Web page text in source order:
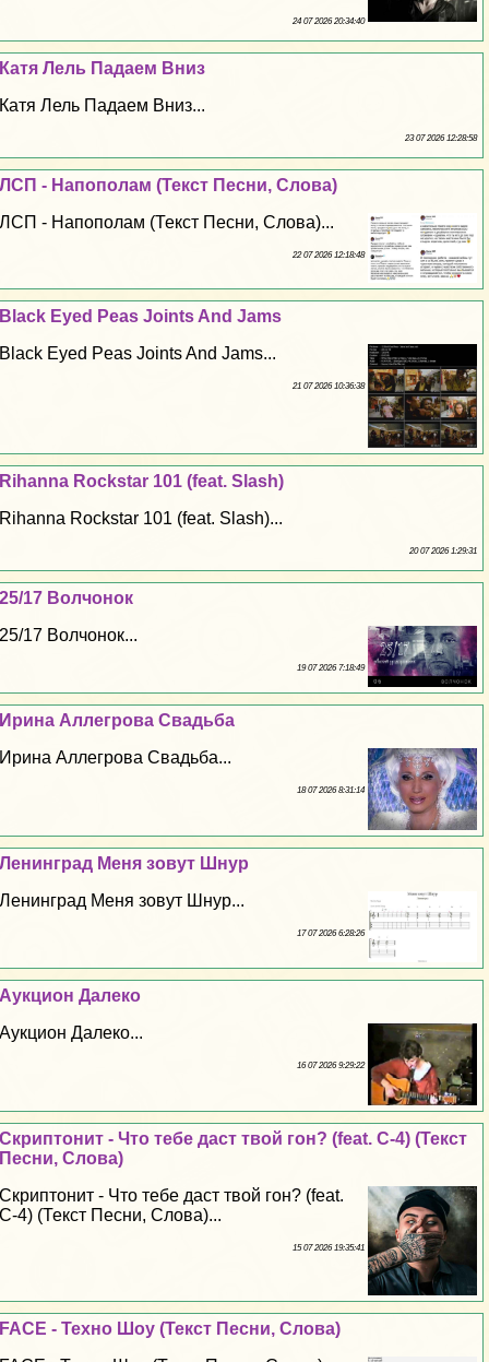
24 07 2026 20:34:40
Катя Лель Падаем Вниз
Катя Лель Падаем Вниз...
23 07 2026 12:28:58
ЛСП - Напополам (Текст Песни, Слова)
ЛСП - Напополам (Текст Песни, Слова)...
22 07 2026 12:18:48
Black Eyed Peas Joints And Jams
Black Eyed Peas Joints And Jams...
21 07 2026 10:36:38
Rihanna Rockstar 101 (feat. Slash)
Rihanna Rockstar 101 (feat. Slash)...
20 07 2026 1:29:31
25/17 Волчонок
25/17 Волчонок...
19 07 2026 7:18:49
Ирина Аллегрова Свадьба
Ирина Аллегрова Свадьба...
18 07 2026 8:31:14
Ленинград Меня зовут Шнур
Ленинград Меня зовут Шнур...
17 07 2026 6:28:26
Аукцион Далеко
Аукцион Далеко...
16 07 2026 9:29:22
Скриптонит - Что тебе даст твой гон? (feat. C-4) (Текст
Песни, Слова)
Скриптонит - Что тебе даст твой гон? (feat.
C-4) (Текст Песни, Слова)...
15 07 2026 19:35:41
FACE - Техно Шоу (Текст Песни, Слова)